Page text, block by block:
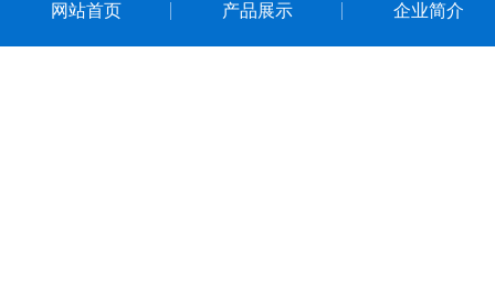
网站首页 产品展示 企业简介